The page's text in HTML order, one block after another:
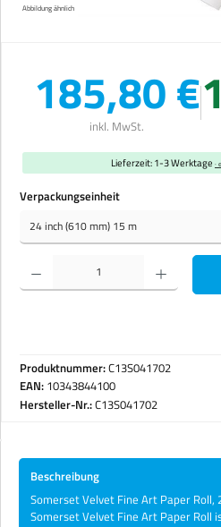
Abbildung ähnlich
185,80 €
inkl. MwSt.
Lieferzeit: 1-3 Werktage ·
Verpackungseinheitauswählen
Produkt Anzahl: Gib den gewünschten Wert ein oder
Produktnummer:C13S041702
EAN: 10343844100
Hersteller-Nr.:C13S041702
Beschreibung
Somerset Velvet Fine Art Paper Roll,
Somerset Velvet Fine Art Paper Roll